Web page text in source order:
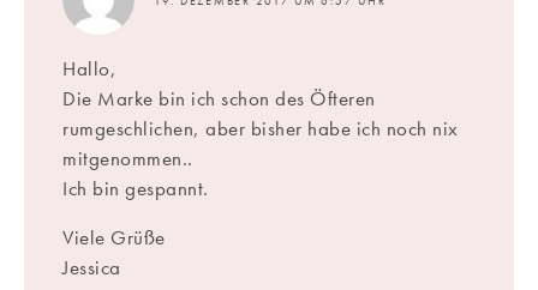
Hallo,
Die Marke bin ich schon des Öfteren
rumgeschlichen, aber bisher habe ich noch nix
mitgenommen..
Ich bin gespannt.
Viele Grüße
Jessica